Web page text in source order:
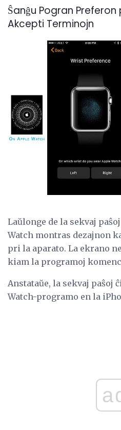
Ŝanĝu Pogran
Akcepti Terminojn
Laŭlonge de la sekvaj
Watch montras dezajnon
pri la aparato. La ekrano
kiam la programoj
Anstataŭe, la sekvaj paŝoj
Watch-programo en la